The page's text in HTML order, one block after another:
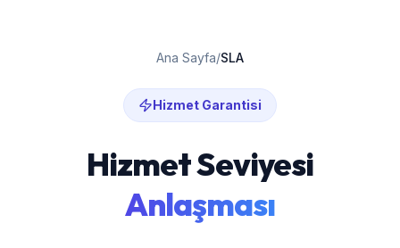
Ana Sayfa/SLA
Hizmet Garantisi
Hizmet Seviyesi
Anlaşması